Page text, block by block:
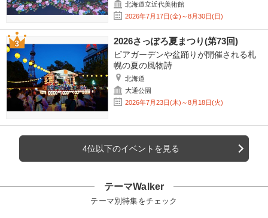
北海道立近代美術館
2026年7月17日(金)～8月30日(日)
2026さっぽろ夏まつり(第73回)
ビアガーデンや盆踊りが開催される札
幌の夏の風物詩
北海道
大通公園
2026年7月23日(木)～8月18日(火)
4位以下のイベントを見る
テーマWalker
テーマ別特集をチェック